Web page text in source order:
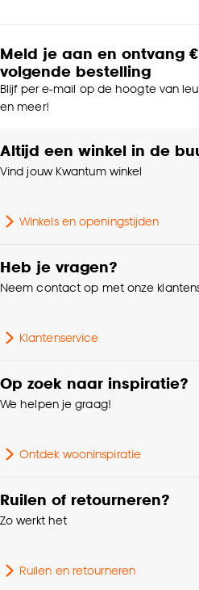
Meld je aan en ontvang
volgende bestelling
Blijf per e-mail op de hoogte van
en meer!
Altijd een winkel in de
Vind jouw Kwantum winkel
Winkels en openingstijden
Heb je vragen?
Neem contact op met onze
Klantenservice
Op zoek naar inspiratie?
We helpen je graag!
Ontdek wooninspiratie
Ruilen of retourneren?
Zo werkt het
Ruilen en retourneren